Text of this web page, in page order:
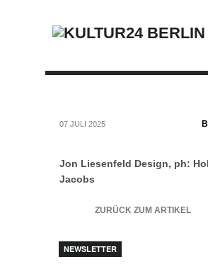
07 JULI 2025
Jon Liesenfeld Design, ph:
Jacobs
ZURÜCK ZUM ARTIKEL
NEWSLETTER